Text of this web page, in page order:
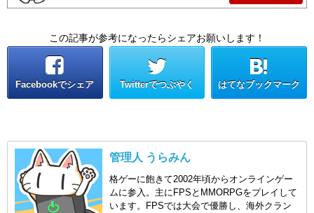
この記事が参考になったらシェアお願いします！
Facebookでシェア Twitterでつぶやく はてなブックマーク
管理人 うらみん
格ゲーに飽きて2002年頃からオンラインゲー
ムに参入。主にFPSとMMORPGをプレイして
います。FPSでは大会で優勝し、海外クラン